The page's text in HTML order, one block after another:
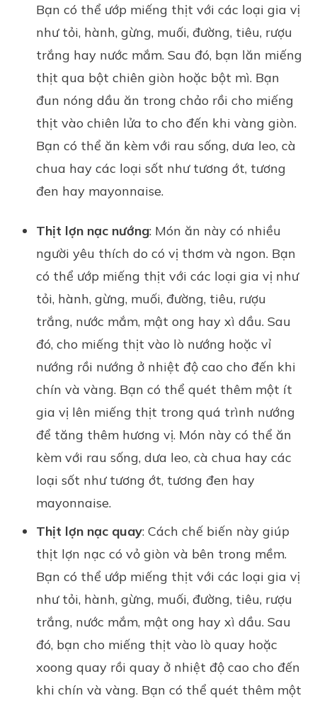
Bạn có thể ướp miếng thịt với các loại gia vị
như tỏi, hành, gừng, muối, đường, tiêu, rượu
trắng hay nước mắm. Sau đó, bạn lăn miếng
thịt qua bột chiên giòn hoặc bột mì. Bạn
đun nóng dầu ăn trong chảo rồi cho miếng
thịt vào chiên lửa to cho đến khi vàng giòn.
Bạn có thể ăn kèm với rau sống, dưa leo, cà
chua hay các loại sốt như tương ớt, tương
đen hay mayonnaise.
Thịt lợn nạc nướng: Món ăn này có nhiều
người yêu thích do có vị thơm và ngon. Bạn
có thể ướp miếng thịt với các loại gia vị như
tỏi, hành, gừng, muối, đường, tiêu, rượu
trắng, nước mắm, mật ong hay xì dầu. Sau
đó, cho miếng thịt vào lò nướng hoặc vỉ
nướng rồi nướng ở nhiệt độ cao cho đến khi
chín và vàng. Bạn có thể quét thêm một ít
gia vị lên miếng thịt trong quá trình nướng
để tăng thêm hương vị. Món này có thể ăn
kèm với rau sống, dưa leo, cà chua hay các
loại sốt như tương ớt, tương đen hay
mayonnaise.
Thịt lợn nạc quay: Cách chế biến này giúp
thịt lợn nạc có vỏ giòn và bên trong mềm.
Bạn có thể ướp miếng thịt với các loại gia vị
như tỏi, hành, gừng, muối, đường, tiêu, rượu
trắng, nước mắm, mật ong hay xì dầu. Sau
đó, bạn cho miếng thịt vào lò quay hoặc
xoong quay rồi quay ở nhiệt độ cao cho đến
khi chín và vàng. Bạn có thể quét thêm một